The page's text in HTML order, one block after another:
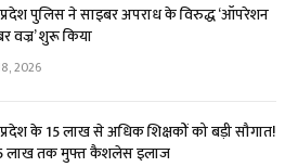
प्रदेश पुलिस ने साइबर अपराध के विरुद्ध ‘ऑपरेशन
वज्र’ शुरू किया
2026
प्रदेश के 15 लाख से अधिक शिक्षकों को बड़ी सौगात!
लाख तक मुफ्त कैशलेस इलाज